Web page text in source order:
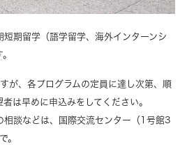
短期留学（語学留学、海外インターンシ
が、各プログラムの定員に達し次第、順
は早めに申込みをしてください。
相談などは、国際交流センター（1号館3
。